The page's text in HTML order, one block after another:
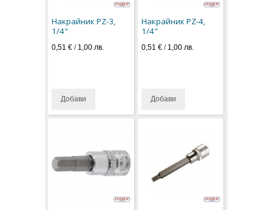
Накрайник PZ-3,
1/4"
0,51 € / 1,00 лв.
Добави
Накрайник PZ-4,
1/4"
0,51 €/ 1,00 лв.
Добави